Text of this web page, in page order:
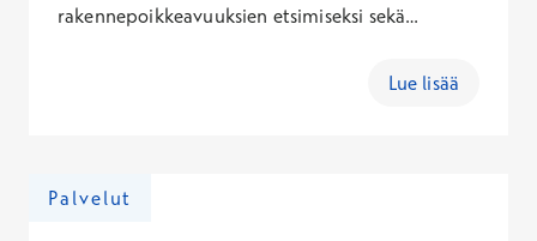
rakennepoikkeavuuksien etsimiseksi sekä
selvittämiseksi. Terveystalo tarjoaa kunnilleLue lisää
Palvelut